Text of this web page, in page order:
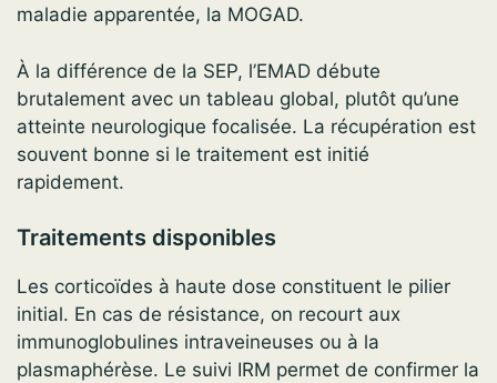
maladie apparentée, la MOGAD.
À la différence de la SEP, l’EMAD débute
brutalement avec un tableau global, plutôt qu’une
atteinte neurologique focalisée. La récupération est
souvent bonne si le traitement est initié
rapidement.
Traitements disponibles
Les corticoïdes à haute dose constituent le pilier
initial. En cas de résistance, on recourt aux
immunoglobulines intraveineuses ou à la
plasmaphérèse. Le suivi IRM permet de confirmer la